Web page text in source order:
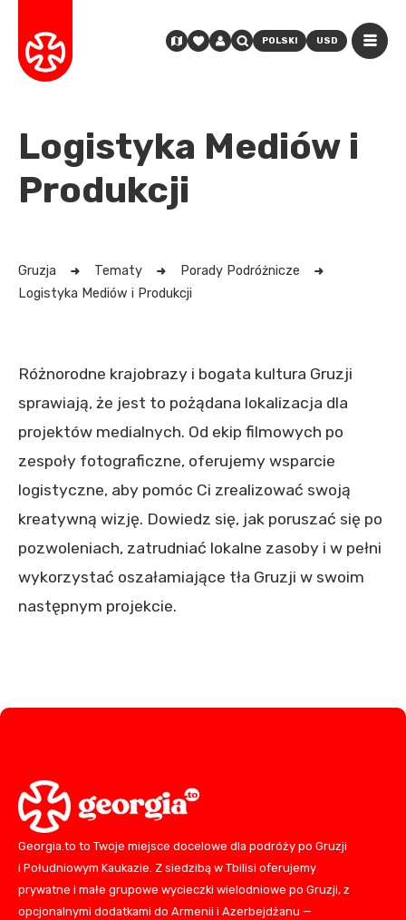
POLSKI USD
Logistyka Mediów i
Produkcji
Gruzja Tematy
Porady Podróżnicze
Logistyka Mediów i Produkcji
Różnorodne krajobrazy i bogata kultura Gruzji
sprawiają, że jest to pożądana lokalizacja dla
projektów medialnych. Od ekip filmowych po
zespoły fotograficzne, oferujemy wsparcie
logistyczne, aby pomóc Ci zrealizować swoją
kreatywną wizję. Dowiedz się, jak poruszać się po
pozwoleniach, zatrudniać lokalne zasoby i w pełni
wykorzystać oszałamiające tła Gruzji w swoim
następnym projekcie.
Georgia.to to Twoje miejsce docelowe dla podróży po Gruzji
i Południowym Kaukazie. Z siedzibą w Tbilisi oferujemy
prywatne i małe grupowe wycieczki wielodniowe po Gruzji, z
opcjonalnymi dodatkami do Armenii i Azerbejdżanu —